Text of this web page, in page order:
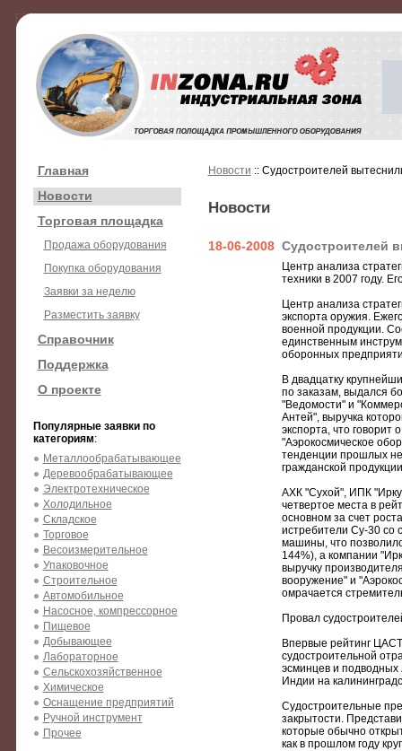
Главная
Новости
Торговая площадка
Продажа оборудования
Покупка оборудования
Заявки за неделю
Разместить заявку
Справочник
Поддержка
О проекте
Популярные заявки по
категориям:
Металлообрабатывающее
Деревообрабатывающее
Электротехническое
Холодильное
Складское
Торговое
Весоизмерительное
Упаковочное
Строительное
Автомобильное
Насосное, компрессорное
Пищевое
Добывающее
Лабораторное
Сельскохозяйственное
Химическое
Оснащение предприятий
Ручной инструмент
Прочее
Новости :: Судостроителей
Новости
18-06-2008 Судостроителей
Центр анализа
техники в 2007 году.
Центр анализа
экспорта оружия.
военной продукции.
единственным
оборонных
В двадцатку
по заказам, выдался
"Ведомости" и
Антей", выручка
экспорта, что говорит
"Аэрокосмическое
тенденции прошлых
гражданской
АХК "Сухой", ИПК
четвертое места в
основном за счет
истребители Су-30 со
машины, что
144%), а компании
выручку
вооружение" и
омрачается
Провал
Впервые рейтинг
судостроительной
эсминцев и подводных
Индии на
Судостроительные
закрытости.
которые обычно
как в прошлом году